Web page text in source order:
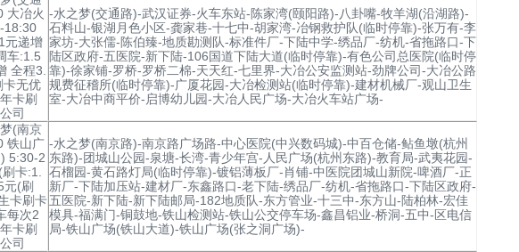
大冶火
18:30
元递增
车:1.5
全程3.
卡无优
卡刷
司
-水之梦(交通路)-武汉证券-火车东站-陈家湾(颐阳路)-八卦嘴-牧羊湖(沿湖路)-
石料山-银湖月色小区-龚家巷-十七中-胡家湾-冶钢救护队(临时停靠)-张万有-李
家坊-大张儒-陈伯臻-地质勘测队-标准件厂-下陆中学-绣品厂-纺机-省拖路口-下
陆区政府-五医院-新下陆-106国道下陆大道(临时停靠)-有色公司总医院(临时停
靠)-徐家铺-罗桥-罗桥二棉-天天红-七里界-大冶公安监测站-劲牌公司-大冶公路
规费征稽所(临时停靠)-广厦花园-大冶检测站(临时停靠)-建材机械厂-观山卫生
室-大冶中商平价-启博幼儿园-大冶人民广场-大冶火车站广场-
(南京
铁山广
5:30-2
卡:1.
(刷
卡刷卡
每次2
卡刷
司
-水之梦(南京路)-南京路广场路-中心医院(中兴数码城)-中百仓储-鲇鱼墩(杭州
东路)-团城山公园-泉塘-长湾-青少年宫-人民广场(杭州东路)-教育局-武夷花园-
石榴园-黄石路灯局(临时停靠)-镀铝薄板厂-肖铺-中医院团城山新院-啤酒厂-正
新厂-下陆加压站-建材厂-东鑫路口-老下陆-绣品厂-纺机-省拖路口-下陆区政府-
五医院-新下陆-新下陆邮局-182地质队-东方管业-十三中-东方山-陆柏林-宏佳
模具-福满门-铜鼓地-铁山检测站-铁山公交停车场-鑫昌铝业-桥洞-五中-区电信
局-铁山广场(铁山大道)-铁山广场(张之洞广场)-